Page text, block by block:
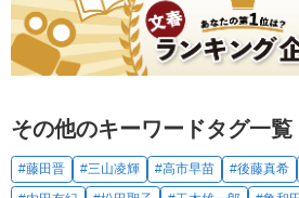
その他のキーワードタグ一覧
#藤田晋 #三山凌輝 #高市早苗 #後藤真希